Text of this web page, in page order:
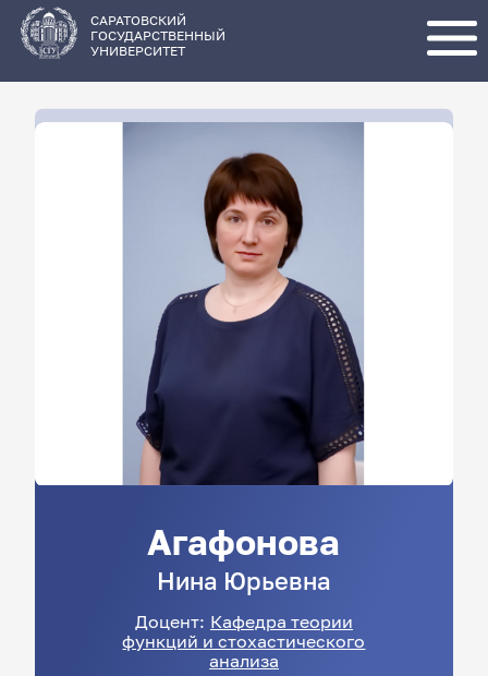
основному
содержанию
САРАТОВСКИЙ
ГОСУДАРСТВЕННЫЙ
УНИВЕРСИТЕТ
Агафонова
Нина Юрьевна
Доцент: Кафедра теории
функций и стохастического
анализа